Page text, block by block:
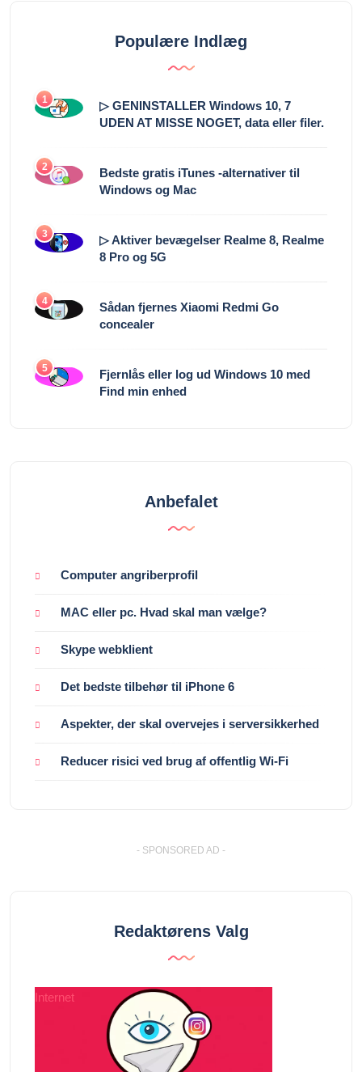
Populære Indlæg
1
▷ GENINSTALLER Windows 10, 7
UDEN AT MISSE NOGET, data eller filer.
2
Bedste gratis iTunes -alternativer til
Windows og Mac
3
▷ Aktiver bevægelser Realme 8, Realme
8 Pro og 5G
4
Sådan fjernes Xiaomi Redmi Go
concealer
5
Fjernlås eller log ud Windows 10 med
Find min enhed
Anbefalet
Computer angriberprofil
MAC eller pc. Hvad skal man vælge?
Skype webklient
Det bedste tilbehør til iPhone 6
Aspekter, der skal overvejes i serversikkerhed
Reducer risici ved brug af offentlig Wi-Fi
- SPONSORED AD -
Redaktørens Valg
Internet